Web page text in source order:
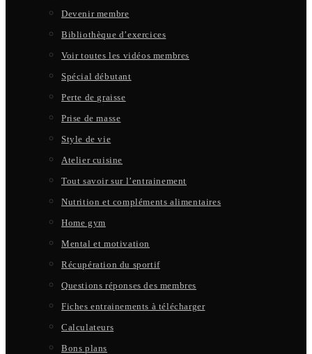
Devenir membre
Bibliothèque d’exercices
Voir toutes les vidéos membres
Spécial débutant
Perte de graisse
Prise de masse
Style de vie
Atelier cuisine
Tout savoir sur l’entrainement
Nutrition et compléments alimentaires
Home gym
Mental et motivation
Récupération du sportif
Questions réponses des membres
Fiches entrainements à télécharger
Calculateurs
Bons plans